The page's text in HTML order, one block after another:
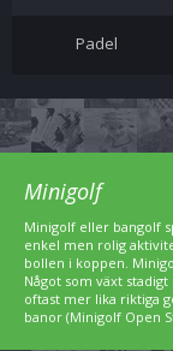
Padel
Minigolf
Minigolf eller bangolf
enkel men rolig
bollen i koppen.
Något som växt
oftast mer lika riktiga
banor (Minigolf Open